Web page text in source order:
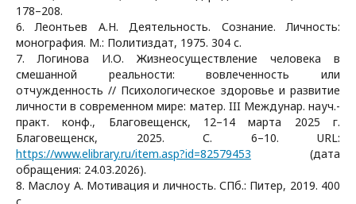
178–208.
6. Леонтьев А.Н. Деятельность. Сознание. Личность:
монография. М.: Политиздат, 1975. 304 с.
7. Логинова И.О. Жизнеосуществление человека в
смешанной реальности: вовлеченность или
отчужденность // Психологическое здоровье и развитие
личности в современном мире: матер. III Междунар. науч.-
практ. конф., Благовещенск, 12–14 марта 2025 г.
Благовещенск, 2025. С. 6–10. URL:
https://www.elibrary.ru/item.asp?id=82579453 (дата
обращения: 24.03.2026).
8. Маслоу А. Мотивация и личность. СПб.: Питер, 2019. 400